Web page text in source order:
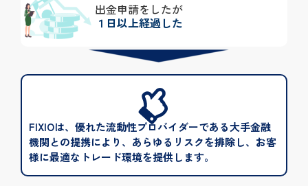
出金申請をしたが
１日以上経過した
FIXIOは、優れた流動性プロバイダーである大手金融
機関との提携により、あらゆるリスクを排除し、お客
様に最適なトレード環境を提供します。